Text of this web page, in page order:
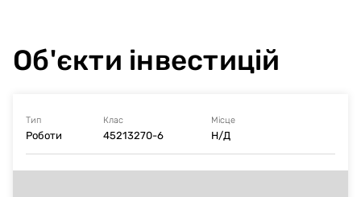
Об'єкти інвестицій
Тип
Роботи
Клас
45213270-6
Місце
Н/Д